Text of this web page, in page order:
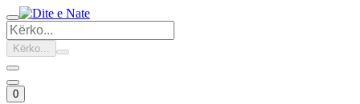
Kërko...
0